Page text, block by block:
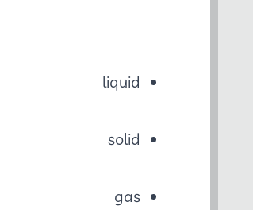
liquid
solid
gas